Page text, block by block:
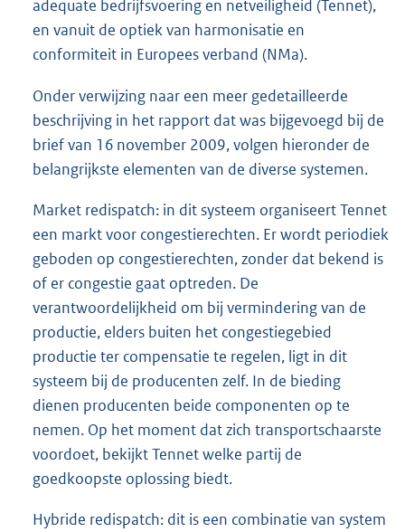
adequate bedrijfsvoering en netveiligheid (Tennet),
en vanuit de optiek van harmonisatie en
conformiteit in Europees verband (NMa).
Onder verwijzing naar een meer gedetailleerde
beschrijving in het rapport dat was bijgevoegd bij de
brief van 16 november 2009, volgen hieronder de
belangrijkste elementen van de diverse systemen.
Market redispatch: in dit systeem organiseert Tennet
een markt voor congestierechten. Er wordt periodiek
geboden op congestierechten, zonder dat bekend is
of er congestie gaat optreden. De
verantwoordelijkheid om bij vermindering van de
productie, elders buiten het congestiegebied
productie ter compensatie te regelen, ligt in dit
systeem bij de producenten zelf. In de bieding
dienen producenten beide componenten op te
nemen. Op het moment dat zich transportschaarste
voordoet, bekijkt Tennet welke partij de
goedkoopste oplossing biedt.
Hybride redispatch: dit is een combinatie van system